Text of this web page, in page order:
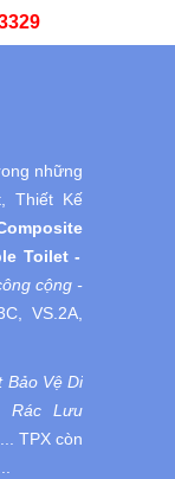
những
Thiết Kế
Toilet -
cộng -
VS.2A,
Bảo Vệ Di
Rác Lưu
TPX còn